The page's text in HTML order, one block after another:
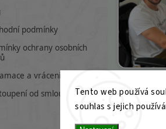
Tento web používá
souhlas s jejich
podmínky
ochrany osobních
a vrácení zboží
od smlouvy
601 282 179